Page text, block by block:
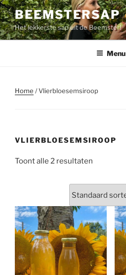
Ga
naar
de
inhoud
BEEMSTERSAP
Het lekkerste sap uit de Beemster!
Menu
Home / Vlierbloesemsiroop
VLIERBLOESEMSIROOP
Toont alle 2 resultaten